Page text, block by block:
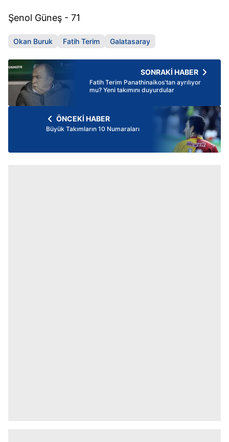
Şenol Güneş - 71
Okan Buruk Fatih Terim Galatasaray
SONRAKİ HABER
Fatih Terim Panathinaikos'tan ayrılıyor
mu? Yeni takımını duyurdular
ÖNCEKİ HABER
Büyük Takımların 10 Numaraları